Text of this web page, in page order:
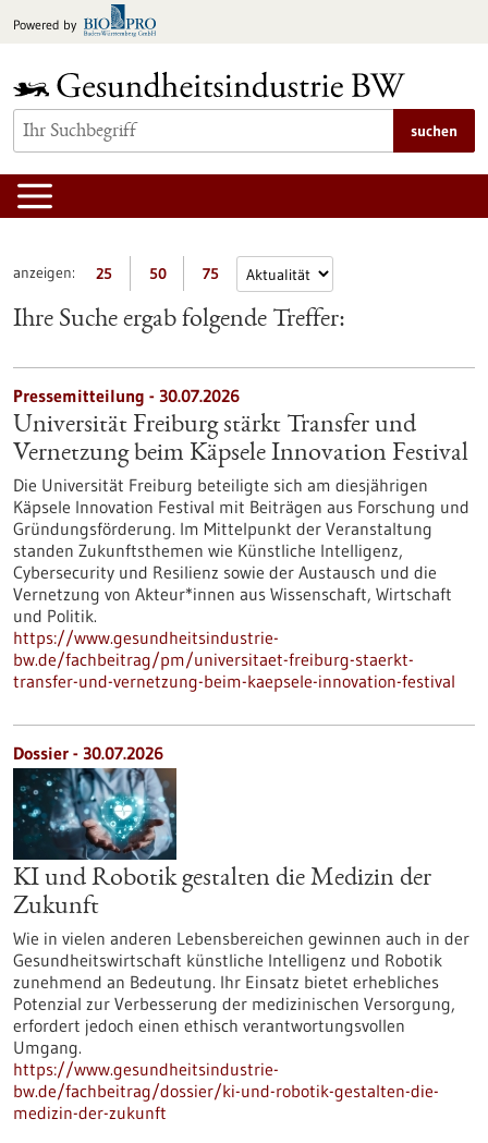
Inhalt
Powered by
suchen
anzeigen: 25 50 75
Ihre Suche ergab folgende Treffer:
Pressemitteilung - 30.07.2026
Universität Freiburg stärkt Transfer und
Vernetzung beim Käpsele Innovation Festival
Die Universität Freiburg beteiligte sich am diesjährigen
Käpsele Innovation Festival mit Beiträgen aus Forschung und
Gründungsförderung. Im Mittelpunkt der Veranstaltung
standen Zukunftsthemen wie Künstliche Intelligenz,
Cybersecurity und Resilienz sowie der Austausch und die
Vernetzung von Akteur*innen aus Wissenschaft, Wirtschaft
und Politik.
https://www.gesundheitsindustrie-
bw.de/fachbeitrag/pm/universitaet-freiburg-staerkt-
transfer-und-vernetzung-beim-kaepsele-innovation-festival
Dossier - 30.07.2026
KI und Robotik gestalten die Medizin der
Zukunft
Wie in vielen anderen Lebensbereichen gewinnen auch in der
Gesundheitswirtschaft künstliche Intelligenz und Robotik
zunehmend an Bedeutung. Ihr Einsatz bietet erhebliches
Potenzial zur Verbesserung der medizinischen Versorgung,
erfordert jedoch einen ethisch verantwortungsvollen
Umgang.
https://www.gesundheitsindustrie-
bw.de/fachbeitrag/dossier/ki-und-robotik-gestalten-die-
medizin-der-zukunft